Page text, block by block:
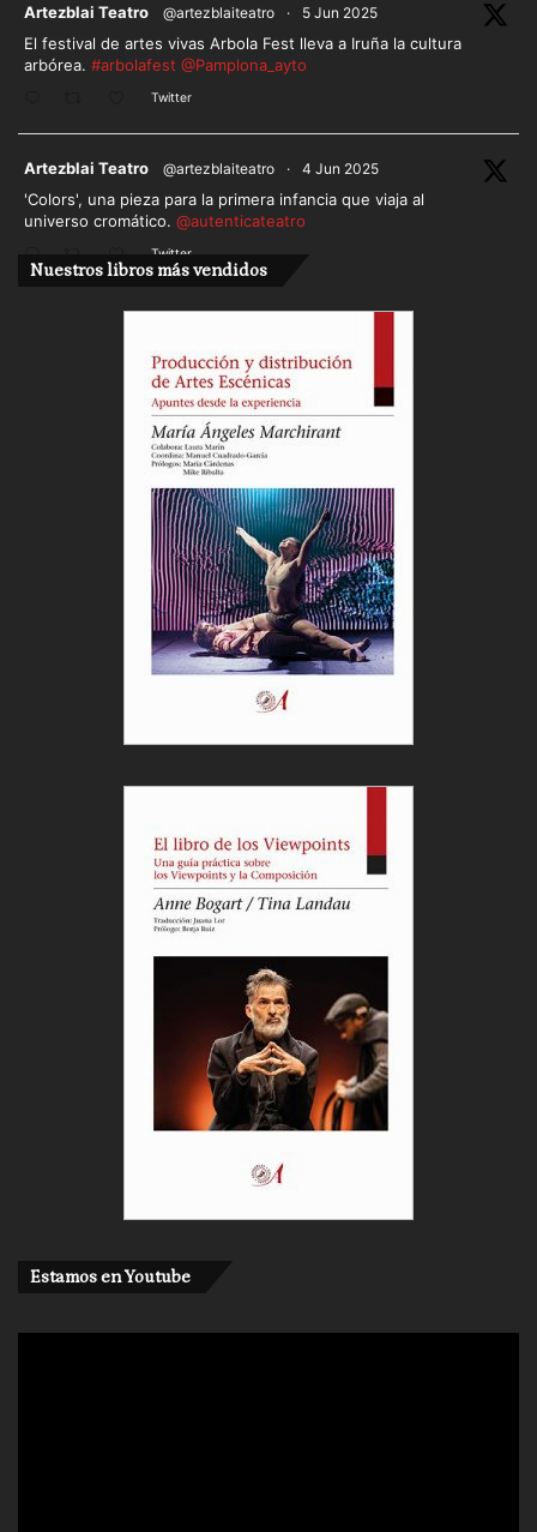
Artezblai Teatro @artezblaiteatro · 5 Jun 2025
El festival de artes vivas Arbola Fest lleva a Iruña la cultura
arbórea. #arbolafest @Pamplona_ayto
Twitter
Artezblai Teatro @artezblaiteatro · 4 Jun 2025
'Colors', una pieza para la primera infancia que viaja al
universo cromático. @autenticateatro
Twitter
Cargar más
Nuestros libros más vendidos
Estamos en Youtube